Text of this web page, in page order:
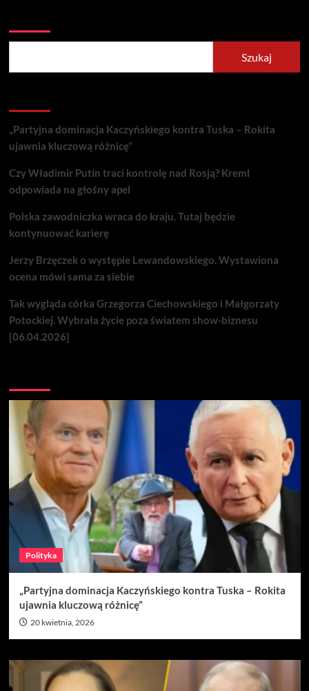
Szukaj
„Partyjna dominacja Kaczyńskiego kontra Tuska – Rokita
ujawnia kluczową różnicę”
Czy Władimir Putin traci kontrolę nad Rosją? Kreml
odpowiada na głośny apel
Polska zawodniczka wraca do kraju. Tutaj będzie
kontynuować karierę
Jerzy Brzęczek o występie Lewandowskiego. Wystawiona
ocena mówi sama za siebie
Tak wygląda córka Grzegorza Ciechowskiego i Małgorzaty
Potockiej. Wybrała życie poza światem show-biznesu
[06.04.2026]
Polityka
„Partyjna dominacja Kaczyńskiego kontra Tuska – Rokita
ujawnia kluczową różnicę”
20 kwietnia, 2026